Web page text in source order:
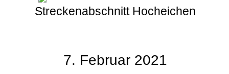
Streckenabschnitt Hocheichen
7. Februar 2021